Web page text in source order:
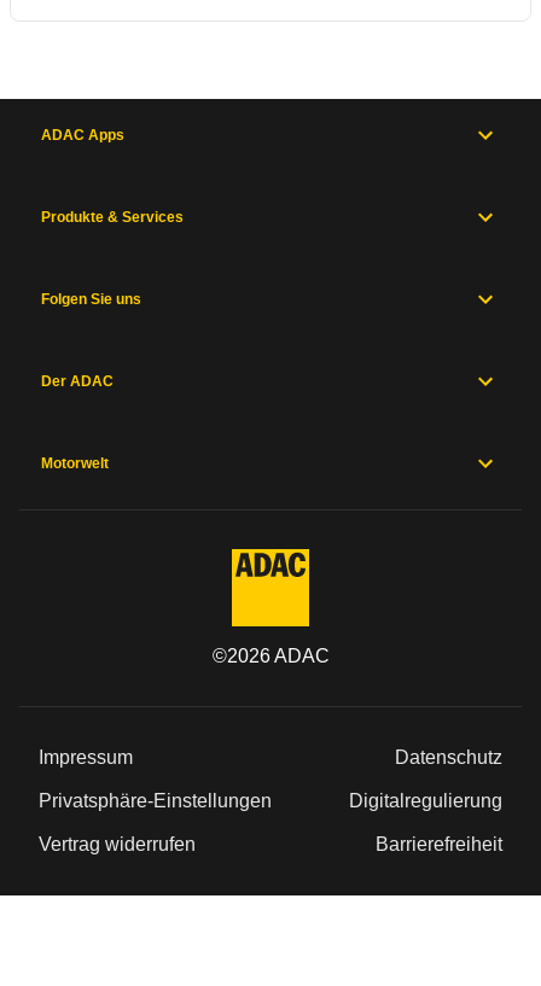
ADAC Apps
Produkte & Services
Folgen Sie uns
Der ADAC
Motorwelt
©2026ADAC
Impressum Datenschutz
Privatsphäre-Einstellungen Digitalregulierung
Vertrag widerrufen Barrierefreiheit